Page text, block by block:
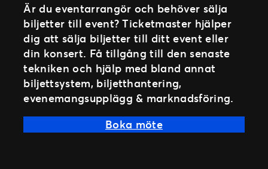
Är du eventarrangör och behöver sälja
biljetter till event? Ticketmaster hjälper
dig att sälja biljetter till ditt event eller
din konsert. Få tillgång till den senaste
tekniken och hjälp med bland annat
biljettsystem, biljetthantering,
evenemangsupplägg & marknadsföring.
Boka möte